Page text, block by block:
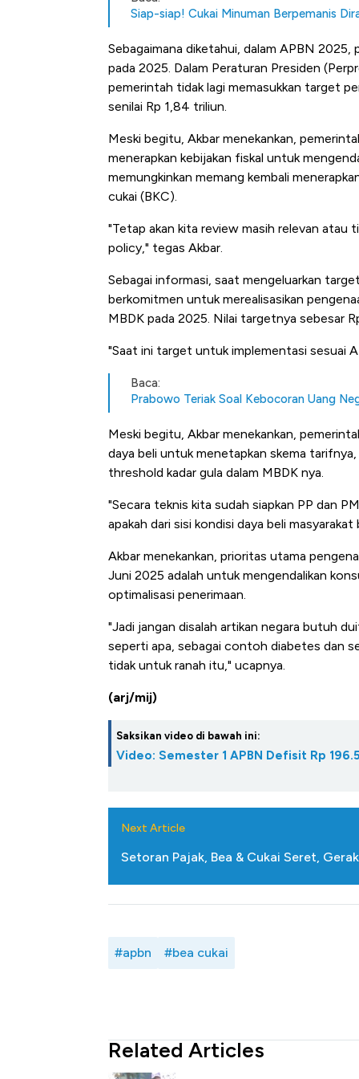
Siap-siap! Cukai Minuman Berpemanis
Sebagaimana diketahui, dalam APBN
pada 2025. Dalam Peraturan Presiden
pemerintah tidak lagi memasukkan target
senilai Rp 1,84 triliun.
Meski begitu, Akbar menekankan,
menerapkan kebijakan fiskal untuk
memungkinkan memang kembali
cukai (BKC).
"Tetap akan kita review masih relevan atau
policy," tegas Akbar.
Sebagai informasi, saat mengeluarkan
berkomitmen untuk merealisasikan
MBDK pada 2025. Nilai targetnya sebesar
"Saat ini target untuk implementasi sesuai
Baca:
Prabowo Teriak Soal Kebocoran Uang
Meski begitu, Akbar menekankan,
daya beli untuk menetapkan skema
threshold kadar gula dalam MBDK nya.
"Secara teknis kita sudah siapkan PP dan
apakah dari sisi kondisi daya beli
Akbar menekankan, prioritas utama
Juni 2025 adalah untuk mengendalikan
optimalisasi penerimaan.
"Jadi jangan disalah artikan negara butuh
seperti apa, sebagai contoh diabetes dan
tidak untuk ranah itu," ucapnya.
(arj/mij)
Saksikan video di bawah ini:
Video: Semester 1 APBN Defisit Rp
Next Article
Setoran Pajak, Bea & Cukai Seret,
#apbn #bea cukai
Related Articles